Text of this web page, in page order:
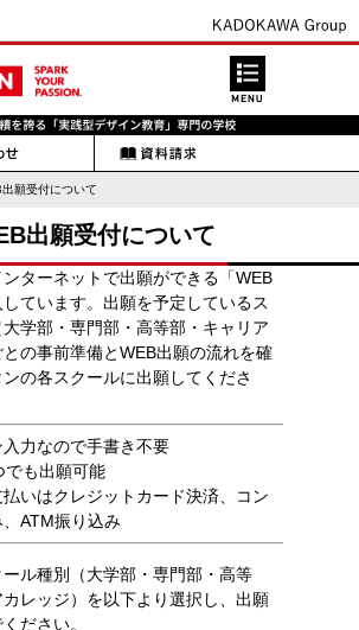
願受付について
出願受付について
ターネットで出願ができる「WEB
ています。出願を予定しているス
学部・専門部・高等部・キャリア
の事前準備とWEB出願の流れを確
の各スクールに出願してくださ
入力なので手書き不要
でも出願可能
払いはクレジットカード決済、コン
ATM振り込み
ル種別（大学部・専門部・高等
レッジ）を以下より選択し、出願
ださい。